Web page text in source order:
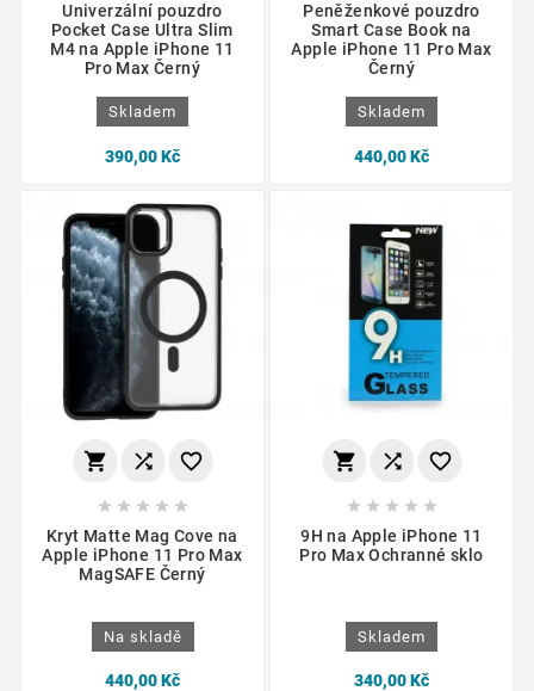
Univerzální pouzdro
Pocket Case Ultra Slim
M4 na Apple iPhone 11
Pro Max Černý
Skladem
390,00 Kč
Peněženkové pouzdro
Smart Case Book na
Apple iPhone 11 Pro Max
Černý
Skladem
440,00 Kč
  
    
Kryt Matte Mag Cove na
Apple iPhone 11 Pro Max
MagSAFE Černý
Na skladě
440,00 Kč
  
    
9H na Apple iPhone 11
Pro Max Ochranné sklo
Skladem
340,00 Kč